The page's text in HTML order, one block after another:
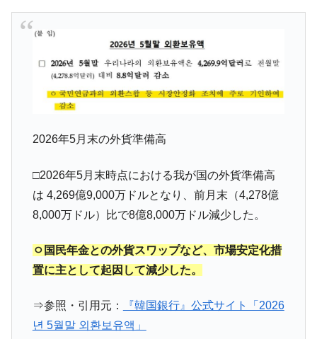
Fact1 今話題の「楽天ライオンズ」とは？
Fact1
Fact1
全て勝つといくら？ 競馬GI競走で勝利騎手がもら
える賞金とは？
平成仮面ライダーの意外すぎるモチーフとは？
なスーパーリーグとは？
だった選手とは？
Fact1
甲子園通算本塁打、最多の清原に次いで多く打っ
ている意外な選手とは？
2026年5月末の外貨準備高
□2026年5月末時点における我が国の外貨準備高
は 4,269億9,000万ドルとなり、前月末（4,278億
8,000万ドル）比で8億8,000万ドル減少した。
ㅇ国民年金との外貨スワップなど、市場安定化措
置に主として起因して減少した。
⇒参照・引用元：
『韓国銀行』公式サイト「2026
년 5월말 외환보유액」